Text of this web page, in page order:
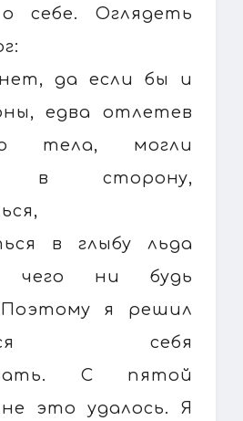
себе. Оглядеть
да если бы и
едва отлетев
тела, могли
в сторону,
в глыбу льда
ни будь
я решил
себя
С пятой
это удалось. Я